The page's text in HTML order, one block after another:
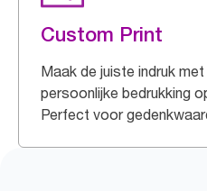
Custom Print
Maak de juiste indruk
persoonlijke bedrukking
Perfect voor